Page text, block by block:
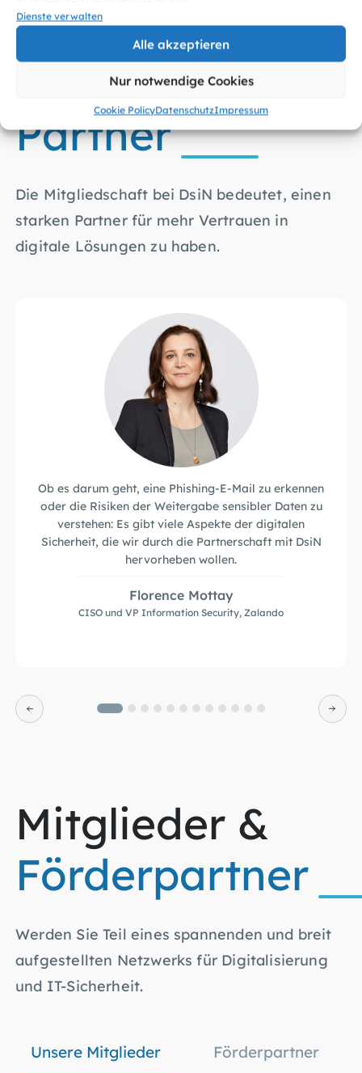
Dienste verwalten
Alle akzeptieren
Nur notwendige Cookies
Cookie PolicyDatenschutzImpressum
Ein starker
Partner
Die Mitgliedschaft bei DsiN bedeutet, einen
starken Partner für mehr Vertrauen in
digitale Lösungen zu haben.
Ob es darum geht, eine Phishing-E-Mail zu erkennen
oder die Risiken der Weitergabe sensibler Daten zu
verstehen: Es gibt viele Aspekte der digitalen
Sicherheit, die wir durch die Partnerschaft mit DsiN
hervorheben wollen.
Florence Mottay
CISO und VP Information Security, Zalando
Mitglieder &
Förderpartner
Werden Sie Teil eines spannenden und breit
aufgestellten Netzwerks für Digitalisierung
und IT-Sicherheit.
Unsere Mitglieder Förderpartner